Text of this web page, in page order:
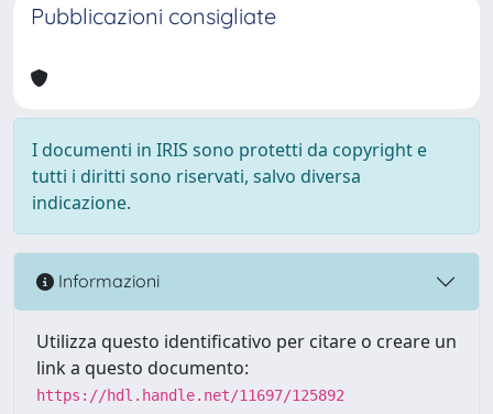
Pubblicazioni consigliate
I documenti in IRIS sono protetti da copyright e
tutti i diritti sono riservati, salvo diversa
indicazione.
Informazioni
Utilizza questo identificativo per citare o creare un
link a questo documento:
https://hdl.handle.net/11697/125892